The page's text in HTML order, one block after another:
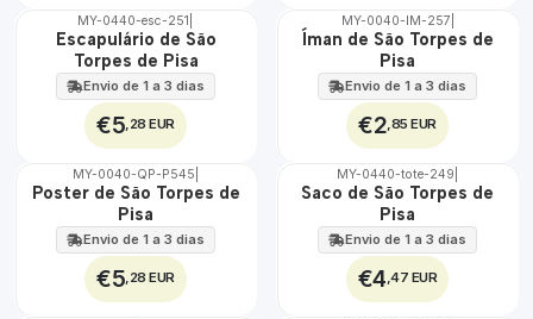
🇵🇹
100%
MY-0440-esc-251
Escapulário de São
Torpes de Pisa
Envio de 1 a 3 dias
€5,28 EUR
🇵🇹
MY-0040-IM-257
Íman de São Torpes de
Pisa
Envio de 1 a 3 dias
€2,85 EUR
🇵🇹
MY-0040-QP-P545
Poster de São Torpes de
Pisa
Envio de 1 a 3 dias
€5,28 EUR
🇵🇹
MY-0440-tote-249
Saco de São Torpes de
Pisa
Envio de 1 a 3 dias
€4,47 EUR